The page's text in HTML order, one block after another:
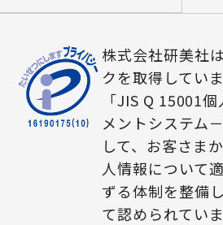
株式会社研美社
クを取得してい
「JIS Q 15001
メントシステム
して、お客さま
人情報について
ずる体制を整備
て認められていま